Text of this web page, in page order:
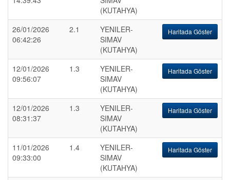
(KUTAHYA)
26/01/2026
06:42:26
2.1
YENILER-
SIMAV
(KUTAHYA)
Haritada Göster
12/01/2026
09:56:07
1.3
YENILER-
SIMAV
(KUTAHYA)
Haritada Göster
12/01/2026
08:31:37
1.3
YENILER-
SIMAV
(KUTAHYA)
Haritada Göster
11/01/2026
09:33:00
1.4
YENILER-
SIMAV
(KUTAHYA)
Haritada Göster